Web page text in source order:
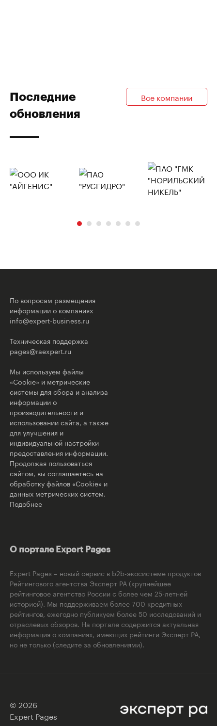
Последние
обновления
Все компании
По вопросам размещения
информации о компаниях
info@expert-business.ru
Техническая поддержка
pages@raexpert.ru
Мы используем файлы
«Cookie» и метрические
системы для сбора и анализа
информации о
производительности и
использовании сайта, а также
для улучшения и
индивидуальной настройки
предоставления информации.
Продолжая пользоваться
сайтом, вы соглашаетесь на
обработку файлов «Cookie» и
данных метрических систем.
Подобнее
О портале Expert Pages
Expert Pages – новый сервис в b2b-экосистеме продуктов
Рейтингового агентства Эксперт РА (крупнейшее
рейтинговое агентство России с более чем 25-летней
историей). Мы поддерживаем более 700 кредитных
рейтингов, ежегодно публикуем более 50 исследований и
отраслевых обзоров. На портале содержится актуальная
информация о компаниях, имеющих рейтинги Эксперт РА,
но не только (следите за обновлениями).
© 2026
Expert Pages